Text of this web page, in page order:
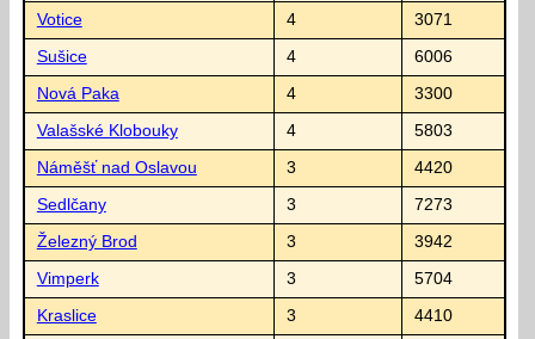
Votice 4 3071
Sušice 4 6006
Nová Paka 4 3300
Valašské Klobouky 4 5803
Náměšť nad Oslavou 3 4420
Sedlčany 3 7273
Železný Brod 3 3942
Vimperk 3 5704
Kraslice 3 4410